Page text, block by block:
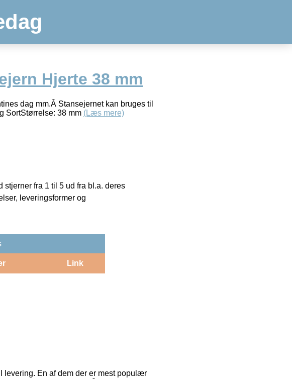
Hjerte 38 mm
dag mm.Â Stansejernet kan bruges til
SortStørrelse: 38 mm (Læs mere)
fra 1 til 5 ud fra bl.a. deres
leveringsformer og
Link
levering. En af dem der er mest populær